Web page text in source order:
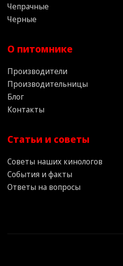
Чепрачные
Черные
О питомнике
Производители
Производительницы
Блог
Контакты
Статьи и советы
Советы наших кинологов
События и факты
Ответы на вопросы